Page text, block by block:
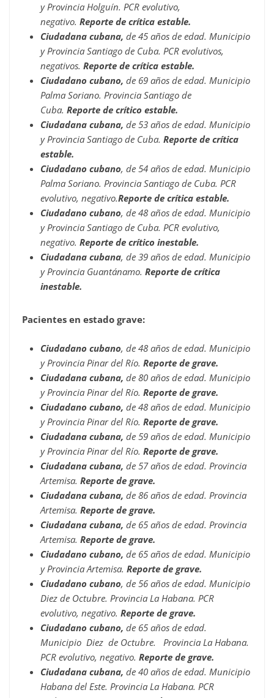
y Provincia Holguín. PCR evolutivo,
negativo. Reporte de crítica estable.
Ciudadana cubana, de 45 años de edad. Municipio
y Provincia Santiago de Cuba. PCR evolutivos,
negativos. Reporte de crítica estable.
Ciudadano cubano, de 69 años de edad. Municipio
Palma Soriano. Provincia Santiago de
Cuba. Reporte de crítico estable.
Ciudadana cubana, de 53 años de edad. Municipio
y Provincia Santiago de Cuba. Reporte de crítica
estable.
Ciudadano cubano, de 54 años de edad. Municipio
Palma Soriano. Provincia Santiago de Cuba. PCR
evolutivo, negativo.Reporte de crítica estable.
Ciudadano cubano, de 48 años de edad. Municipio
y Provincia Santiago de Cuba. PCR evolutivo,
negativo. Reporte de crítico inestable.
Ciudadana cubana, de 39 años de edad. Municipio
y Provincia Guantánamo. Reporte de crítica
inestable.
Pacientes en estado grave:
Ciudadano cubano, de 48 años de edad. Municipio
y Provincia Pinar del Río. Reporte de grave.
Ciudadana cubana, de 80 años de edad. Municipio
y Provincia Pinar del Río. Reporte de grave.
Ciudadano cubano, de 48 años de edad. Municipio
y Provincia Pinar del Río. Reporte de grave.
Ciudadana cubana, de 59 años de edad. Municipio
y Provincia Pinar del Río. Reporte de grave.
Ciudadana cubana, de 57 años de edad. Provincia
Artemisa. Reporte de grave.
Ciudadana cubana, de 86 años de edad. Provincia
Artemisa. Reporte de grave.
Ciudadana cubana, de 65 años de edad. Provincia
Artemisa. Reporte de grave.
Ciudadano cubano, de 65 años de edad. Municipio
y Provincia Artemisa. Reporte de grave.
Ciudadano cubano, de 56 años de edad. Municipio
Diez de Octubre. Provincia La Habana. PCR
evolutivo, negativo. Reporte de grave.
Ciudadano cubano, de 65 años de edad.
Municipio Diez de Octubre. Provincia La Habana.
PCR evolutivo, negativo. Reporte de grave.
Ciudadana cubana, de 40 años de edad. Municipio
Habana del Este. Provincia La Habana. PCR